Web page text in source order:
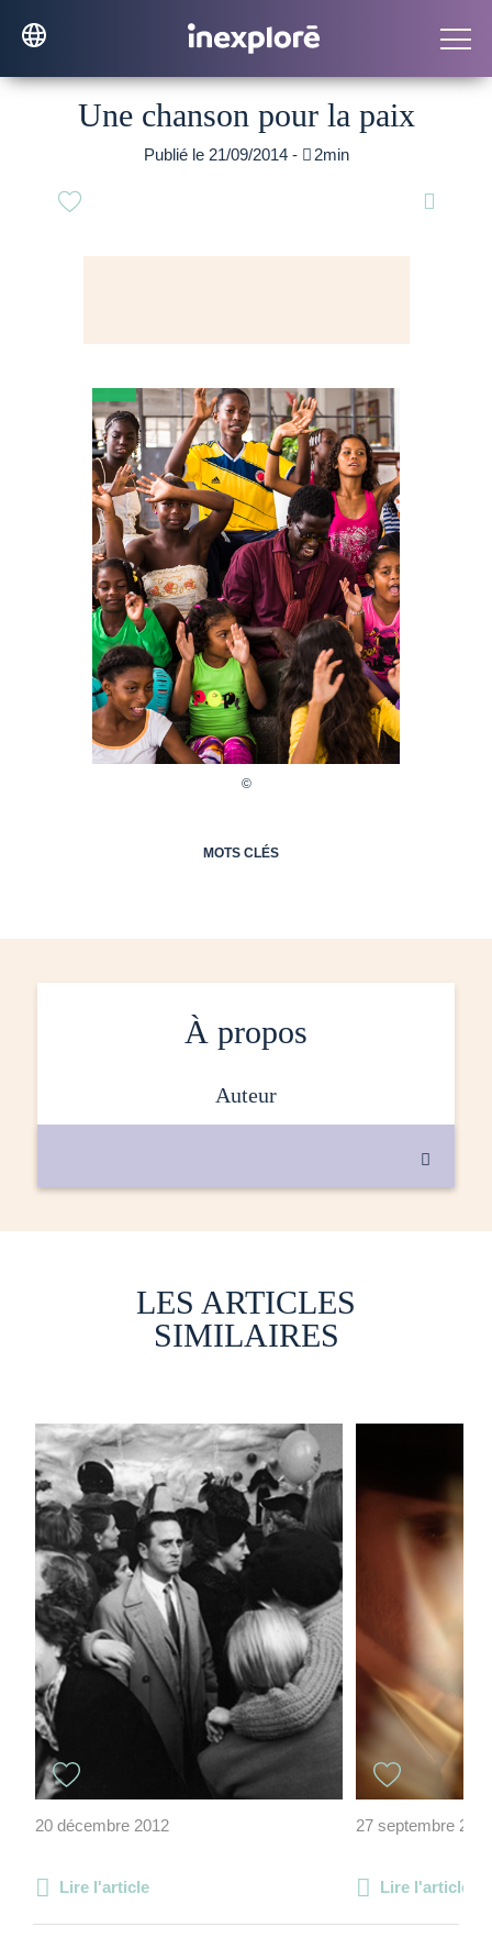
Une chanson pour la paix
Publié le 21/09/2014 -  2min

MOTS CLÉS
À propos
auteur

LES ARTICLES
SIMILAIRES
20 décembre 2012
Lire l'article
27 septembre
Lire l'article